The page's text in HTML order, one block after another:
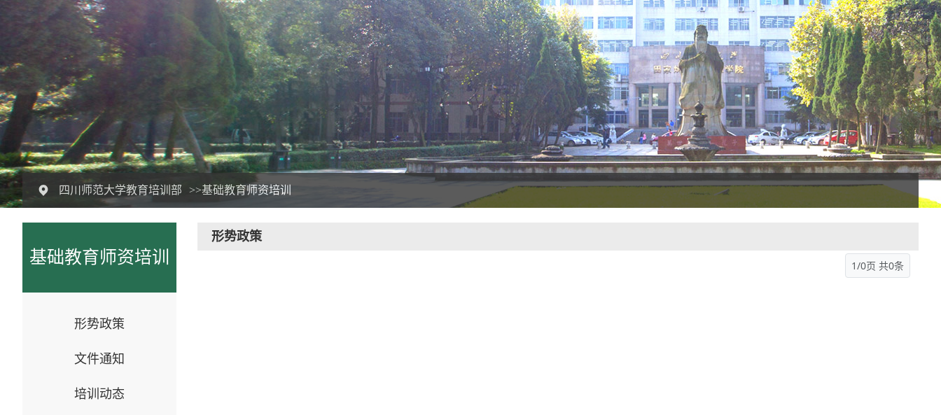
四川师范大学教育培训部 >>基础教育师资培训
基础教育师资培训
形势政策
文件通知
培训动态
形势政策
1/0页 共0条